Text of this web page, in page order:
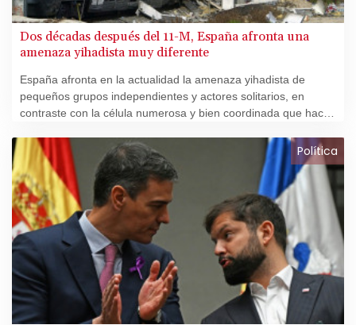
Dos décadas después del 11-M, España afronta una
amenaza yihadista muy diferente
España afronta en la actualidad la amenaza yihadista de
pequeños grupos independientes y actores solitarios, en
contraste con la célula numerosa y bien coordinada que hace
Política